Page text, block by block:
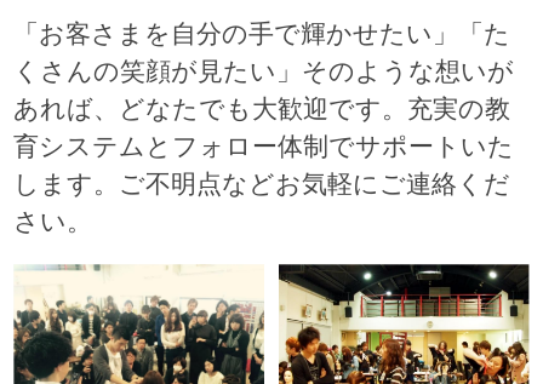
「お客さまを自分の手で輝かせたい」「た
くさんの笑顔が見たい」そのような想いが
あれば、どなたでも大歓迎です。充実の教
育システムとフォロー体制でサポートいた
します。ご不明点などお気軽にご連絡くだ
さい。